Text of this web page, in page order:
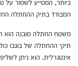
ביותר, המסייע לשמור על
המבודד בתיק ההחתלה
משטח החתלה מובנה הוא
תיקי ההחתלה של בוגבו
אינטגרלית. הוא ניתן